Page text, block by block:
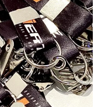
personalização
ser aplicados em
associações e
e fidelização de
cartões como